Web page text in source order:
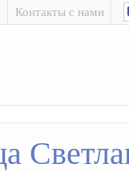
Контакты с нами